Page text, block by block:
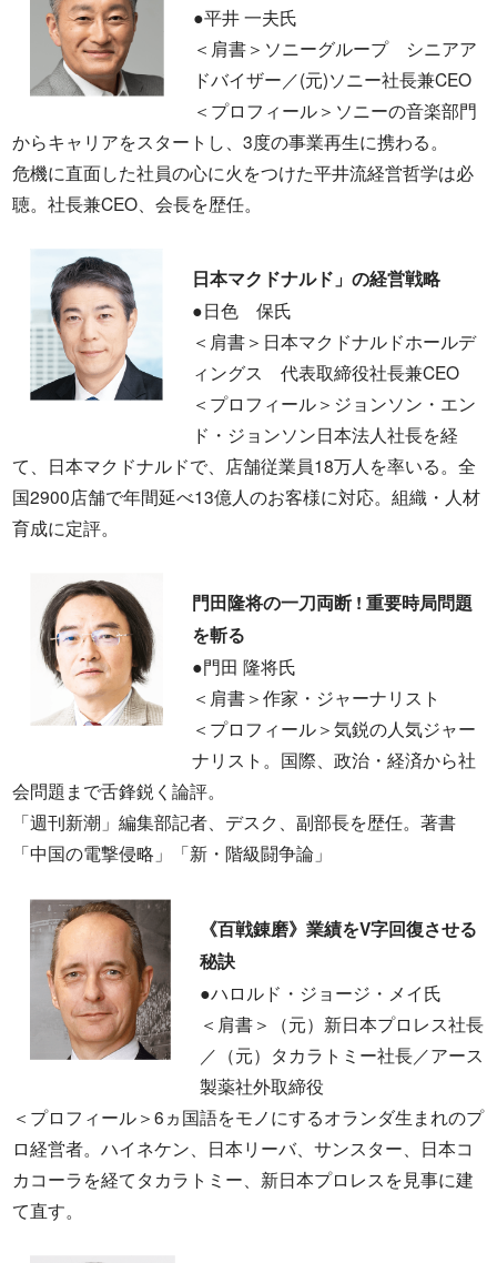
●平井 一夫氏
＜肩書＞ソニーグループ シニアア
ドバイザー／(元)ソニー社長兼CEO
＜プロフィール＞ソニーの音楽部門
からキャリアをスタートし、3度の事業再生に携わる。
危機に直面した社員の心に火をつけた平井流経営哲学は必
聴。社長兼CEO、会長を歴任。
日本マクドナルド」の経営戦略
●日色 保氏
＜肩書＞日本マクドナルドホールデ
ィングス 代表取締役社長兼CEO
＜プロフィール＞ジョンソン・エン
ド・ジョンソン日本法人社長を経
て、日本マクドナルドで、店舗従業員18万人を率いる。全
国2900店舗で年間延べ13億人のお客様に対応。組織・人材
育成に定評。
門田隆将の一刀両断 ! 重要時局問題
を斬る
●門田 隆将氏
＜肩書＞作家・ジャーナリスト
＜プロフィール＞気鋭の人気ジャー
ナリスト。国際、政治・経済から社
会問題まで舌鋒鋭く論評。
「週刊新潮」編集部記者、デスク、副部長を歴任。著書
「中国の電撃侵略」「新・階級闘争論」
《百戦錬磨》業績をV字回復させる
秘訣
●ハロルド・ジョージ・メイ氏
＜肩書＞（元）新日本プロレス社長
／（元）タカラトミー社長／アース
製薬社外取締役
＜プロフィール＞6ヵ国語をモノにするオランダ生まれのプ
ロ経営者。ハイネケン、日本リーバ、サンスター、日本コ
カコーラを経てタカラトミー、新日本プロレスを見事に建
て直す。